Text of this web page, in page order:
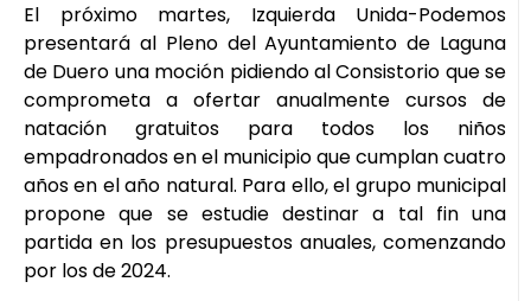
El próximo martes, Izquierda Unida-Podemos
presentará al Pleno del Ayuntamiento de Laguna
de Duero una moción pidiendo al Consistorio que se
comprometa a ofertar anualmente cursos de
natación gratuitos para todos los niños
empadronados en el municipio que cumplan cuatro
años en el año natural. Para ello, el grupo municipal
propone que se estudie destinar a tal fin una
partida en los presupuestos anuales, comenzando
por los de 2024.